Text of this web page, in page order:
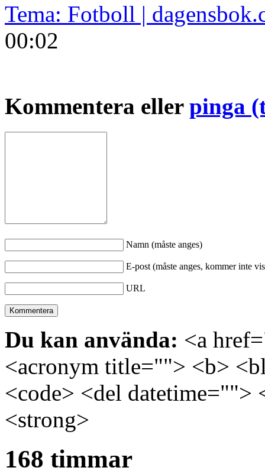
Tema: Fotboll |
00:02
Kommentera eller pinga
Namn (måste anges)
E-post (måste anges, kommer inte
URL
Du kan använda: <a
<acronym title=""> <b>
<code> <del
<strong>
168 timmar